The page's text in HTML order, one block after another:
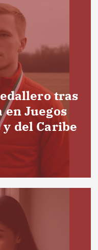
tras
Juegos
del Caribe